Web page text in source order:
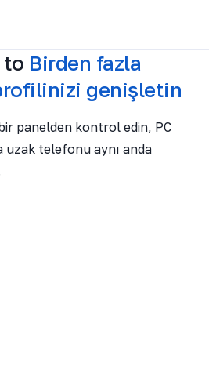
to Birden fazla
genişletin
panelden kontrol edin, PC
uzak telefonu aynı anda